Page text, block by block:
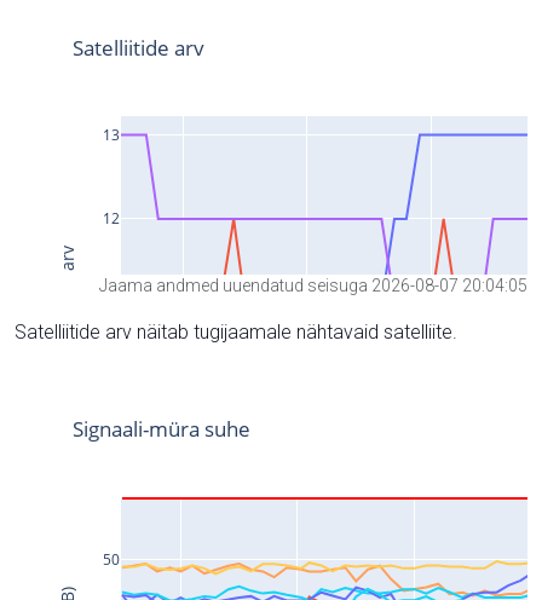
Jaama andmed uuendatud seisuga 2026-08-07 20:04:05
Satelliitide arv näitab tugijaamale nähtavaid satelliite.